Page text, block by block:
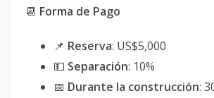
📆 Forma de Pago
📌 Reserva: US$5,000
💵 Separación: 10%
📅 Durante la construcción: